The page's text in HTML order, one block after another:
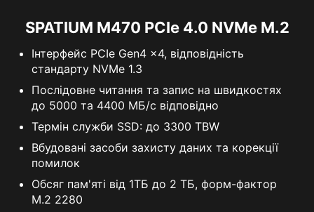
SPATIUM M470 PCIe 4.0 NVMe M.2
Інтерфейс PCIe Gen4 x4, відповідність
стандарту NVMe 1.3
Послідовне читання та запис на швидкостях
до 5000 та 4400 МБ/с відповідно
Термін служби SSD: до 3300 TBW
Вбудовані засоби захисту даних та корекції
помилок
Обсяг пам'яті від 1ТБ до 2 ТБ, форм-фактор
M.2 2280